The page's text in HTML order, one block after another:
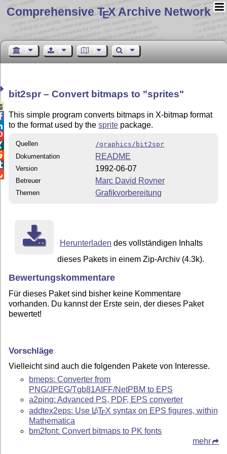
Comprehensive TEX Archive Network
bit2spr – Convert bitmaps to sprites
This simple program converts bitmaps in X-bitmap format
to the format used by thesprite package.
Quellen
/graphics/bit2spr
Dokumentation
README
Version 1992-06-07
Betreuer Marc David Rovner
Themen Grafikvorbereitung
Herunterladen des vollständigen Inhalts
dieses Pakets in einem Zip-Archiv (4.3k).
Bewertungskommentare
Für dieses Paket sind bisher keine Kommentare
vorhanden. Du kannst der Erste sein, der dieses Paket
bewertet!
Vorschläge
Vielleicht sind auch die folgenden Pakete von Interesse.
bmeps: Converter from
PNG/JPEG/Tgb81AIFF/NetPBM to EPS
a2ping: Advanced PS, PDF, EPS converter
addtex2eps: Use LATEX syntax on EPS figures, within
Mathematica
bm2font: Convert bitmaps to PK fonts
mehr